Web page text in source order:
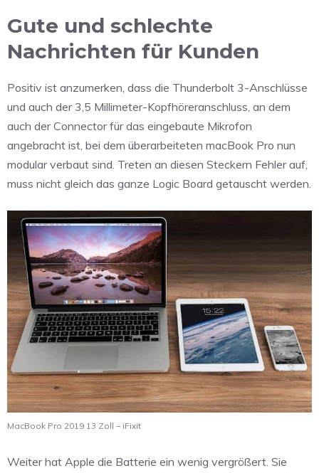
Gute und schlechte
Nachrichten für Kunden
Positiv ist anzumerken, dass die Thunderbolt 3-Anschlüsse
und auch der 3,5 Millimeter-Kopfhöreranschluss, an dem
auch der Connector für das eingebaute Mikrofon
angebracht ist, bei dem überarbeiteten macBook Pro nun
modular verbaut sind. Treten an diesen Steckern Fehler auf,
muss nicht gleich das ganze Logic Board getauscht werden.
MacBook Pro 2019 13 Zoll – iFixit
Weiter hat Apple die Batterie ein wenig vergrößert. Sie